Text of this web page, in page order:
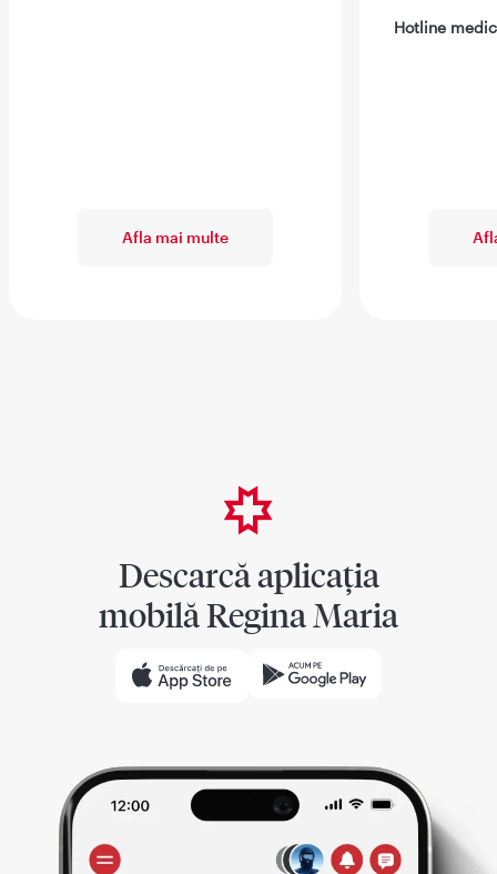
Afla mai multe
Hotline
Descarcă aplicația
mobilă Regina Maria